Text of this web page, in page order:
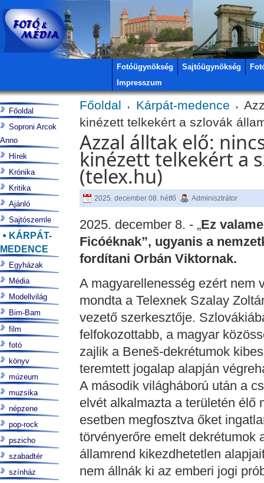
Fotóügynökség Sajtóügynökség
Impresszum
Főoldal Kárpát-medence
kinézett telkekért a szlovák
Azzal álltak elő:
kinézett telkekért a
(telex.hu)
2025. december 08. hétfő Adminisztrátor
2025. december 8. - „Ez
Ficóéknak”, ugyanis a
fordítani Orbán Viktornak.
A magyarellenesség ezért nem
mondta a Telexnek Szalay
vezető szerkesztője.
felfokozottabb, a magyar
zajlik a Beneš-dekrétumok
teremtett jogalap alapján
A második világháború után a
elvét alkalmazta a területén élő
esetben megfosztva őket
törvényerőre emelt dekrétumok
államrend kikezdhetetlen
nem állnák ki az emberi jogi
Főoldal
Soproni Arcok
Anno
Hírek
Krónika
Kritika
Ajánló
Sajtószemle
KÁRPÁT-
MEDENCE
Egyházak
Média
Modellvilág
Bim-Bam
film
fotó
könyv
múzeum
muzsika
népzene
pop-rock
pszicho
szabadtér
színház